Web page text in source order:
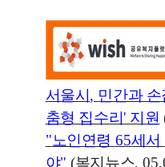
서울시 , 민간과
춤형 집수리' 지원
"노인연령 65세서
야" (복지뉴스,